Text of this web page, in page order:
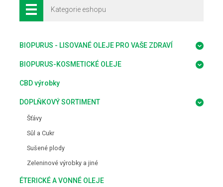
Kategorie eshopu
BIOPURUS - LISOVANÉ OLEJE PRO VAŠE ZDRAVÍ
BIOPURUS-KOSMETICKÉ OLEJE
CBD výrobky
DOPLŇKOVÝ SORTIMENT
Šťávy
Sůl a Cukr
Sušené plody
Zeleninové výrobky a jiné
ÉTERICKÉ A VONNÉ OLEJE